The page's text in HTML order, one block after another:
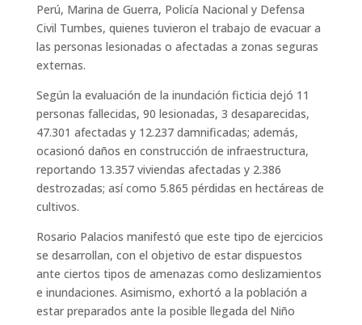
Perú, Marina de Guerra, Policía Nacional y Defensa
Civil Tumbes, quienes tuvieron el trabajo de evacuar a
las personas lesionadas o afectadas a zonas seguras
externas.
Según la evaluación de la inundación ficticia dejó 11
personas fallecidas, 90 lesionadas, 3 desaparecidas,
47.301 afectadas y 12.237 damnificadas; además,
ocasionó daños en construcción de infraestructura,
reportando 13.357 viviendas afectadas y 2.386
destrozadas; así como 5.865 pérdidas en hectáreas de
cultivos.
Rosario Palacios manifestó que este tipo de ejercicios
se desarrollan, con el objetivo de estar dispuestos
ante ciertos tipos de amenazas como deslizamientos
e inundaciones. Asimismo, exhortó a la población a
estar preparados ante la posible llegada del Niño